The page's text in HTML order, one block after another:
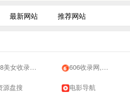
最新网站 推荐网站
收录网-自动收录网站-流量交换-自动链 606收录网,免费自动秒收录网址,提供自动收录,网站导航大全源码,自动链,友情链接交换。
源盘搜 电影导航